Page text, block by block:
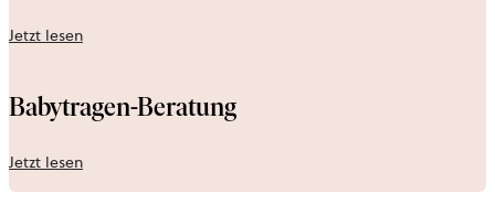
Jetzt lesen
Babytragen-Beratung
Jetzt lesen